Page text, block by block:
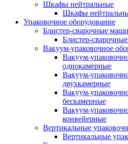
Шкафы нейтральные
Шкафы
Упаковочное оборудование
Блистер-сварочные
Блистер-
Вакуум-упаковочное
Вакуум-
однокамерные
Вакуум-
двухкамерные
Вакуум-
беcкамерные
Вакуум-
конвейерные
Вертикальные
Вертикальные